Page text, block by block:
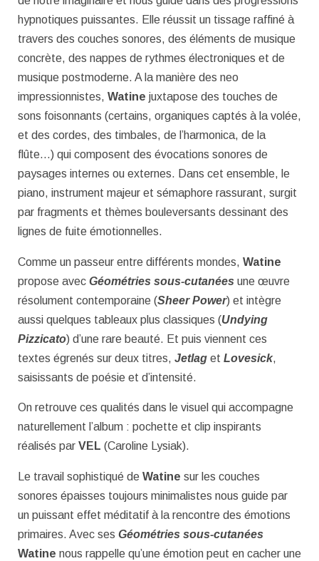
hypnotiques puissantes. Elle réussit un tissage raffiné à
travers des couches sonores, des éléments de musique
concrète, des nappes de rythmes électroniques et de
musique postmoderne. A la manière des neo
impressionnistes, Watine juxtapose des touches de
sons foisonnants (certains, organiques captés à la volée,
et des cordes, des timbales, de l’harmonica, de la
flûte…) qui composent des évocations sonores de
paysages internes ou externes. Dans cet ensemble, le
piano, instrument majeur et sémaphore rassurant, surgit
par fragments et thèmes bouleversants dessinant des
lignes de fuite émotionnelles.
Comme un passeur entre différents mondes, Watine
propose avec Géométries sous-cutanées une œuvre
résolument contemporaine (Sheer Power) et intègre
aussi quelques tableaux plus classiques (Undying
Pizzicato) d’une rare beauté. Et puis viennent ces
textes égrenés sur deux titres, Jetlag et Lovesick,
saisissants de poésie et d’intensité.
On retrouve ces qualités dans le visuel qui accompagne
naturellement l’album : pochette et clip inspirants
réalisés par VEL (Caroline Lysiak).
Le travail sophistiqué de Watine sur les couches
sonores épaisses toujours minimalistes nous guide par
un puissant effet méditatif à la rencontre des émotions
primaires. Avec ses Géométries sous-cutanées
Watine nous rappelle qu’une émotion peut en cacher une